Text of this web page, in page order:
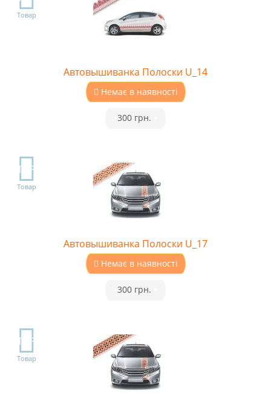
Товар
Автовышиванка Полоски U_14
Немає в наявності
300 грн.
TOP
Товар
Автовышиванка Полоски U_17
Немає в наявності
300 грн.
TOP
Товар